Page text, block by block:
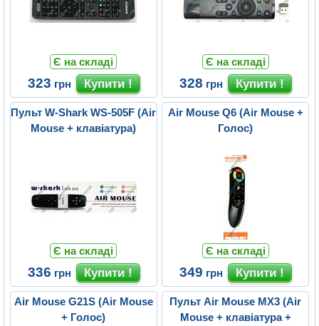
Є на складі
323 грн
Є на складі
328 грн
Пульт W-Shark WS-505F (Air
Mouse + клавіатура)
Є на складі
336 грн
Air Mouse Q6 (Air Mouse +
Голос)
Є на складі
349 грн
Air Mouse G21S (Air Mouse
+ Голос)
Пульт Air Mouse MX3 (Air
Mouse + клавіатура +